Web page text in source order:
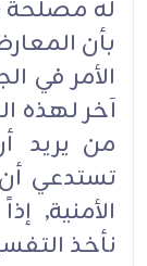
له مصلحة
بأن
الأمر في
آخر لهذه
من يريد
تستدعي
الأمنية,
نأخذ